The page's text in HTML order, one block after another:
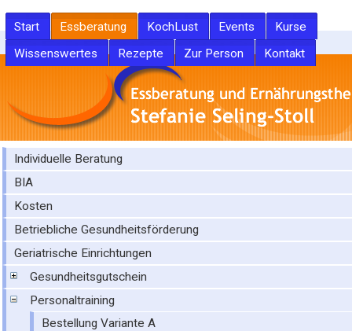
Start Essberatung KochLust Events
Kurse
Wissenswertes
Rezepte Zur Person Kontakt
Individuelle Beratung
BIA
Kosten
Betriebliche Gesundheitsförderung
Geriatrische Einrichtungen
Gesundheitsgutschein
Personaltraining
Bestellung Variante A